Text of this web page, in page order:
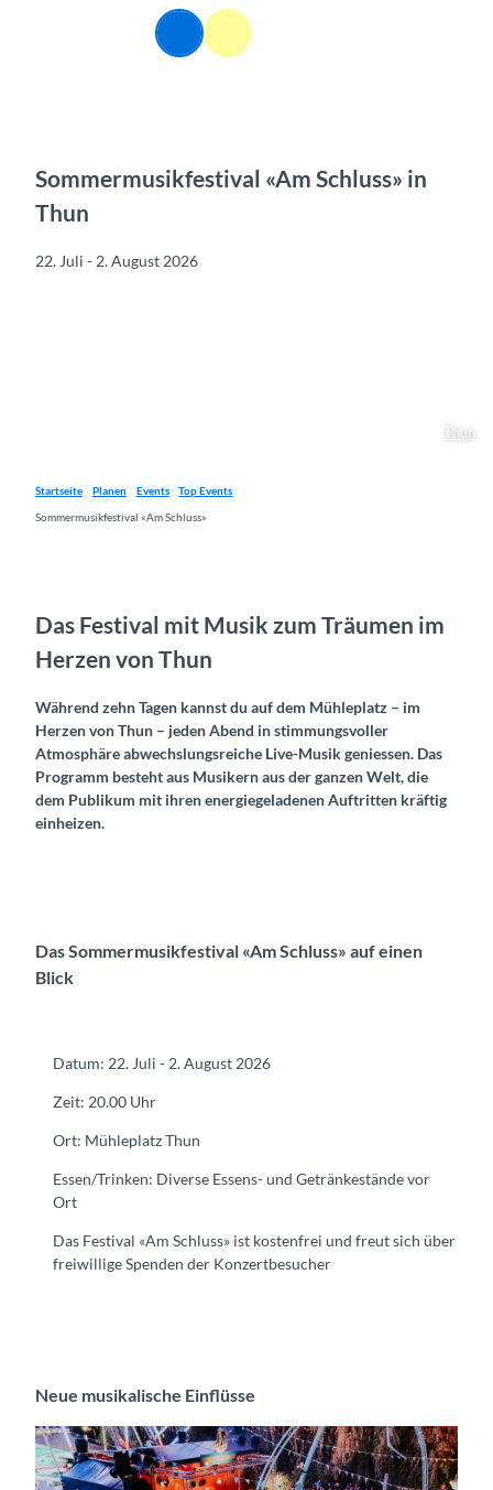
Suche Menü
Thun
Sommermusikfestival «Am Schluss» in
Thun
22. Juli - 2. August 2026
Startseite Planen Events
Top Events
Sommermusikfestival «Am Schluss»
Das Festival mit Musik zum Träumen im
Herzen von Thun
Während zehn Tagen kannst du auf dem Mühleplatz – im
Herzen von Thun – jeden Abend in stimmungsvoller
Atmosphäre abwechslungsreiche Live-Musik geniessen. Das
Programm besteht aus Musikern aus der ganzen Welt, die
dem Publikum mit ihren energiegeladenen Auftritten kräftig
einheizen.
Das Sommermusikfestival «Am Schluss» auf einen
Blick
Datum: 22. Juli - 2. August 2026
Zeit: 20.00 Uhr
Ort: Mühleplatz Thun
Essen/Trinken: Diverse Essens- und Getränkestände vor
Ort
Das Festival «Am Schluss» ist kostenfrei und freut sich über
freiwillige Spenden der Konzertbesucher
Neue musikalische Einflüsse